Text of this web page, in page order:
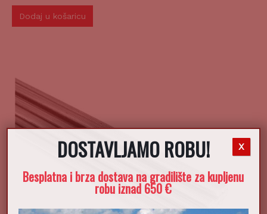
Dodaj u košaricu
DOSTAVLJAMO ROBU!
Besplatna i brza dostava na gradilište za kupljenu
robu iznad 650 €
X